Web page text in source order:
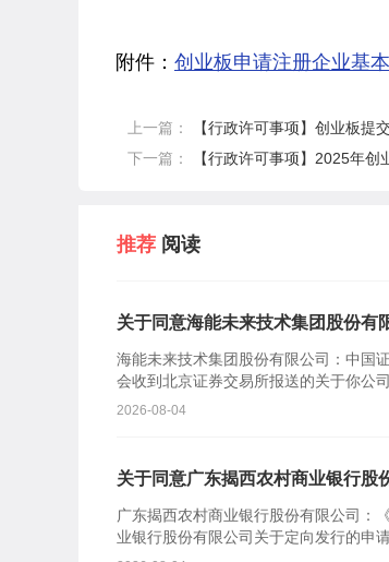
附件： 创业板申请注册企业基
上一篇： 【行政许可事项】创业板提
下一篇：
【行政许可事项】2025年
推荐 阅读
关于同意海能未来技术集团股份有
海能未来技术集团股份有限公司：中国
会收到北京证券交易所报送的关于你公
股票的审核意见及你公司注册申请文件
2026-08-04
关于同意广东揭西农村商业银行股
广东揭西农村商业银行股份有限公司：
业银行股份有限公司关于定向发行的申